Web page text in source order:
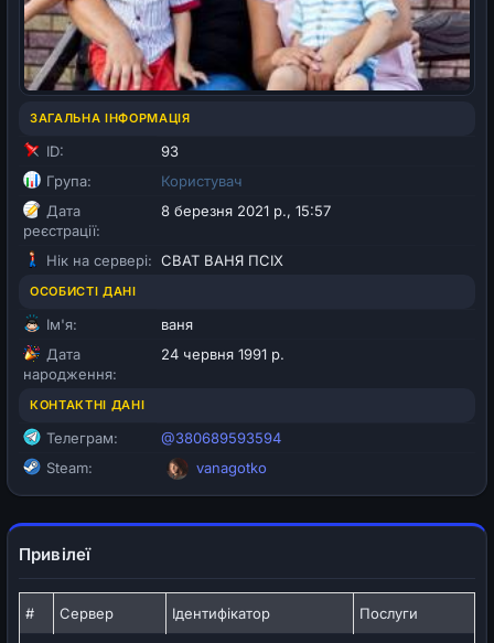
ЗАГАЛЬНА ІНФОРМАЦІЯ
ID:
93
Група:
Користувач
Дата
реєстрації:
8 березня 2021 р., 15:57
Нік на сервері: СВАТ ВАНЯ ПСІХ
ОСОБИСТІ ДАНІ
Ім'я:
ваня
Дата
народження:
24 червня 1991 р.
КОНТАКТНІ ДАНІ
Телеграм:
@380689593594
Steam:
vanagotko
Привілеї
# Сервер Ідентифікатор Послуги